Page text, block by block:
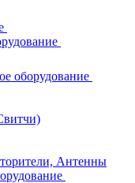
оборудование
Антенны